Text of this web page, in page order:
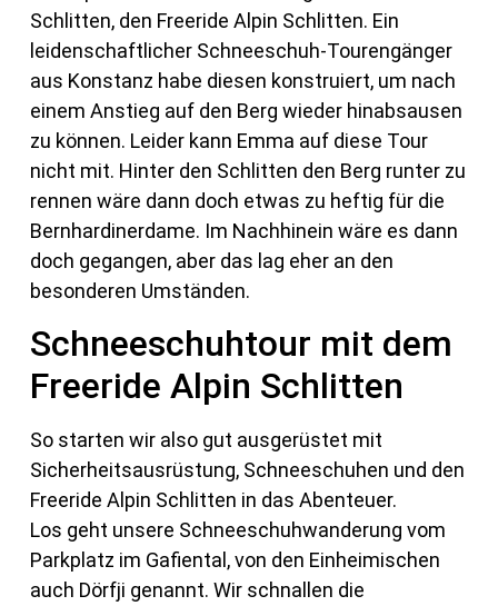
Schlitten, den Freeride Alpin Schlitten. Ein
leidenschaftlicher Schneeschuh-Tourengänger
aus Konstanz habe diesen konstruiert, um nach
einem Anstieg auf den Berg wieder hinabsausen
zu können. Leider kann Emma auf diese Tour
nicht mit. Hinter den Schlitten den Berg runter zu
rennen wäre dann doch etwas zu heftig für die
Bernhardinerdame. Im Nachhinein wäre es dann
doch gegangen, aber das lag eher an den
besonderen Umständen.
Schneeschuhtour mit dem
Freeride Alpin Schlitten
So starten wir also gut ausgerüstet mit
Sicherheitsausrüstung, Schneeschuhen und den
Freeride Alpin Schlitten in das Abenteuer.
Los geht unsere Schneeschuhwanderung vom
Parkplatz im Gafiental, von den Einheimischen
auch Dörfji genannt. Wir schnallen die